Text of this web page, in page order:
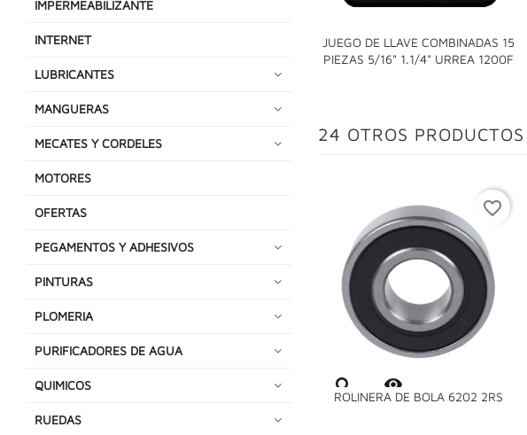
IMPERMEABILIZANTE
INTERNET
LUBRICANTES
MANGUERAS
MECATES Y CORDELES
MOTORES
OFERTAS
PEGAMENTOS Y ADHESIVOS
PINTURAS
PLOMERIA
PURIFICADORES DE AGUA
QUIMICOS
RUEDAS
JUEGO DE LLAVE COMBINADAS 15
PIEZAS 5/16" 1.1/4" URREA 1200F

24 OTROS
ROLINERA DE BOLA 6202 2RS

favorite_border